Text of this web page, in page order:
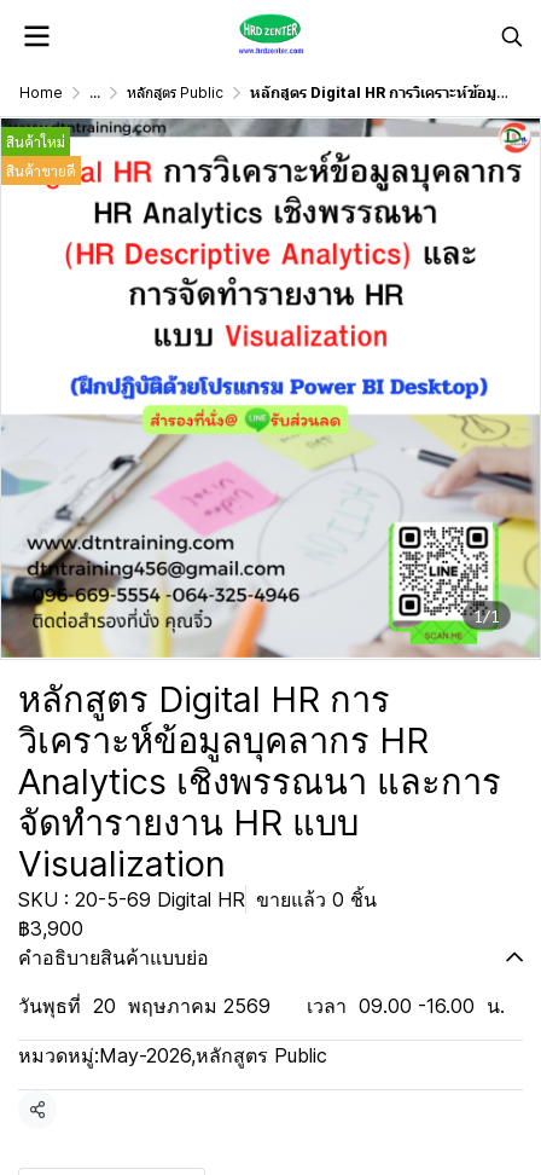
Home ... หลักสูตร Public หลักสูตร Digital HR การวิเคราะห์ข้อมูลบุคลากร HR Analytics เชิงพรรณนา และการจัดทำรายงาน HR แบบ Visualization
1/1
สินค้าใหม่
สินค้าขายดี
หลักสูตร Digital HR การ
วิเคราะห์ข้อมูลบุคลากร HR
Analytics เชิงพรรณนา และการ
จัดทำรายงาน HR แบบ
Visualization
SKU : 20-5-69 Digital HR ขายแล้ว 0 ชิ้น
฿3,900
คำอธิบายสินค้าแบบย่อ
วันพุธที่ 20 พฤษภาคม 2569 เวลา 09.00 -16.00 น.
หมวดหมู่:May-2026,หลักสูตร Public
แชร์